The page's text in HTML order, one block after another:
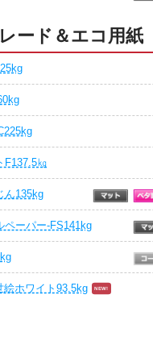
ード＆エコ用紙
F137.5㎏
ん135kg
ペーパー-FS141kg
絵ホワイト93.5kg